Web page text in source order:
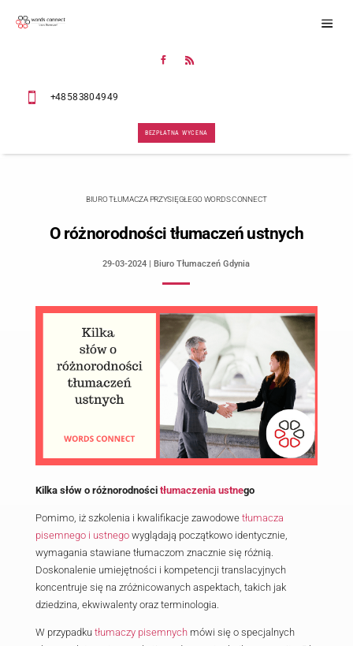
+48 58 380 49 49

BEZPŁATNA WYCENA
BIURO TŁUMACZA PRZYSIĘGŁEGO WORDS
O różnorodności
29-03-2024 | Biuro Tłumaczeń